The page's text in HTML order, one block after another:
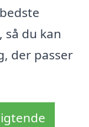
så du kan
der passer